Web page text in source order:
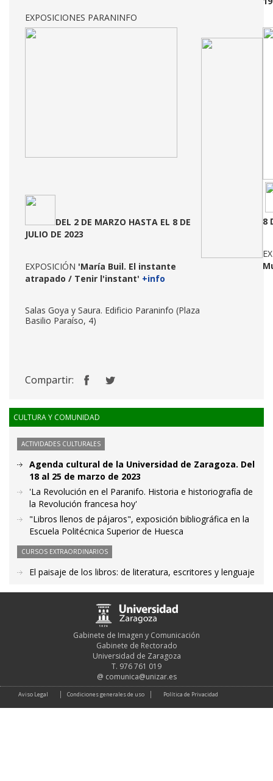
EXPOSICIONES PARANINFO
DEL 2 DE MARZO HASTA EL 8 DE
JULIO DE 2023
EXPOSICIÓN 'María Buil. El instante
atrapado / Tenir l'instant' +info
Salas Goya y Saura. Edificio Paraninfo (Plaza
Basilio Paraíso, 4)
8
Compartir:
CULTURA Y COMUNIDAD
ACTIVIDADES CULTURALES
Agenda cultural de la Universidad de Zaragoza. Del
18 al 25 de marzo de 2023
'La Revolución en el Paranifo. Historia e historiografía de
la Revolución francesa hoy'
"Libros llenos de pájaros", exposición bibliográfica en la
Escuela Politécnica Superior de Huesca
CURSOS EXTRAORDINARIOS
El paisaje de los libros: de literatura, escritores y lenguaje
Gabinete de Imagen y Comunicación
Gabinete de Rectorado
Universidad de Zaragoza
T. 976 761 019
@ comunica@unizar.es
Aviso Legal Condiciones generales de uso Política de Privacidad